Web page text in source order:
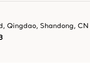
, Qingdao, Shandong, CN